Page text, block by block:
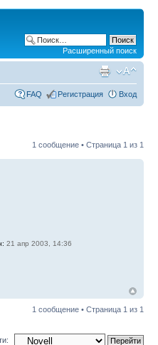
Расширенный поиск
FAQ Регистрация Вход
1 сообщение • Страница 1 из 1
21 апр 2003, 14:36
1 сообщение • Страница 1 из 1